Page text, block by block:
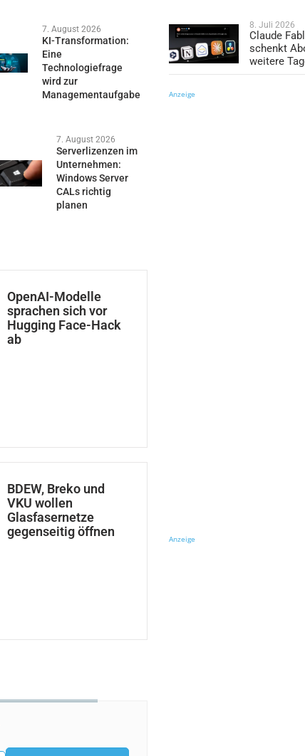
7. August 2026
KI-Transformation:
Eine
Technologiefrage
wird zur
Managementaufgabe
7. August 2026
Serverlizenzen im
Unternehmen:
Windows Server
CALs richtig
planen
OpenAI-Modelle
sprachen sich vor
Hugging Face-Hack
ab
BDEW, Breko und
VKU wollen
Glasfasernetze
gegenseitig öffnen
8. Juli 2026
Claude
schenkt
weitere
Anzeige
Anzeige